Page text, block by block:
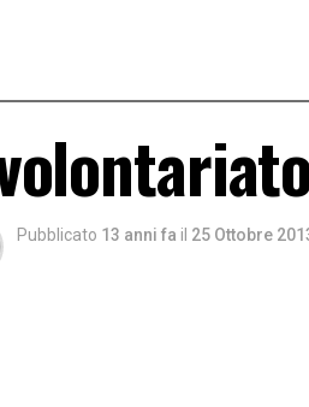
Pubblicato 13 anni fa il 25 Ottobre